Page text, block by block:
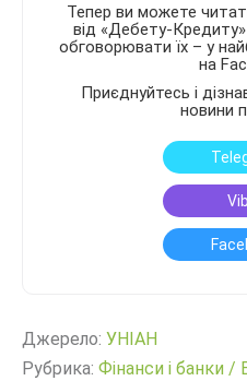
Тепер ви можете
від «Дебету-
обговорювати їх – у
на
Приєднуйтесь і
новини
Джерело: УНІАН
Рубрика: Фінанси і банки /